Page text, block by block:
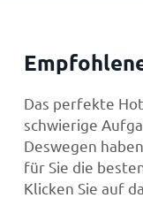
Das perfekte
schwierige
Deswegen
für Sie die
Klicken Sie auf